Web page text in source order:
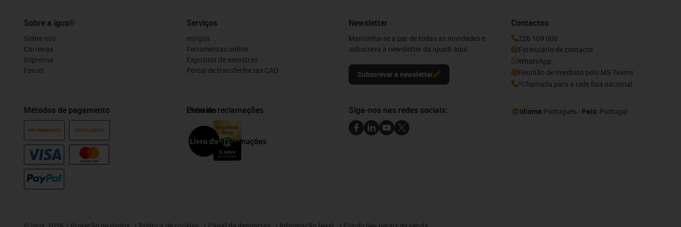
Sobre a igus®
Sobre nós
Carreiras
Imprensa
Feiras
Métodos de pagamento
PRÉ-PAGAMENTO CONTA CLIENTE
Serviços
myigus
Ferramentas online
Expositor de amostras
Portal de transferências CAD
Prémios
Livro de reclamações
Newsletter
Mantenha-se a par de todas as novidades e
subscreva a newsletter da igus® aqui.
Subscrever a newsletter
Contactos
226 109 000
Formulário de contacto
WhatsApp
Reunião de imediato pelo MS Teams
*Chamada para a rede fixa nacional
Siga-nos nas redes sociais: Idioma:Português País: Portugal